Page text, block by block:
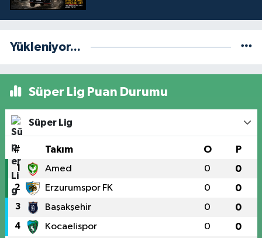
Yükleniyor...
Süper Lig Puan Durumu
Süper Lig
# Takım O P
1 Amed 0 0
2 Erzurumspor FK 0 0
3 Başakşehir 0 0
4 Kocaelispor 0 0